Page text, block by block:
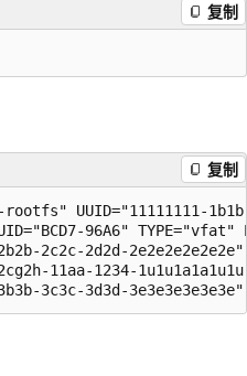
复制
复制
UUID="11111111-
96A6" TYPE="vfat"
2c2c-2d2d-
11aa-1234-